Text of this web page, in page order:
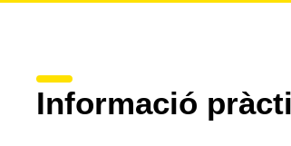
Informació